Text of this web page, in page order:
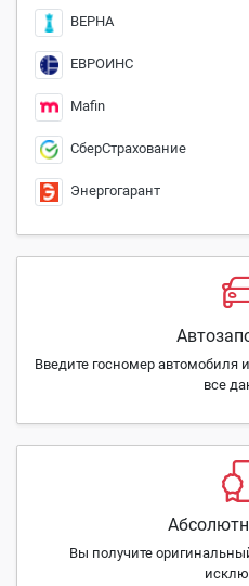
ВЕРНА
ЕВРОИНС
Mafin
СберСтрахование
Энергогарант
Введите госномер
все
Вы получите